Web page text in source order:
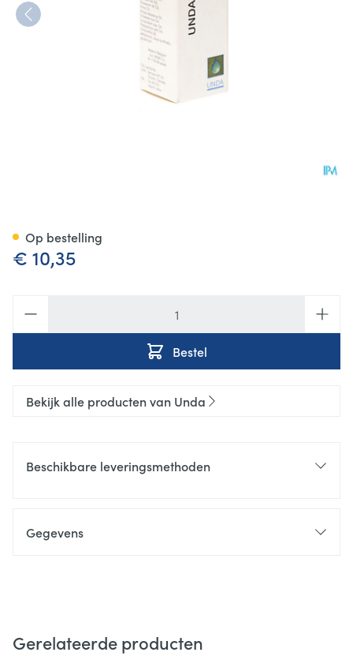
€ 10,35
Bestel
Op bestelling
Bekijk alle producten van Unda
Beschikbare leveringsmethoden
Gegevens
Gerelateerde producten